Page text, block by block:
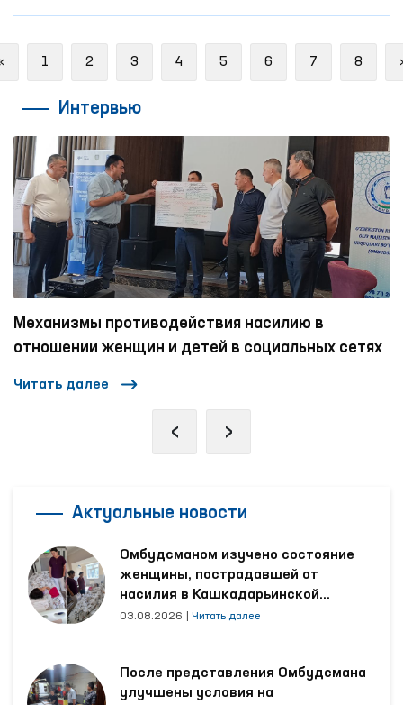
Previous
1 2 3 4 5 6 7 8
Интервью
Механизмы противодействия насилию в
отношении женщин и детей в социальных сетях
Читать далее
‹ ›
Актуальные новости
Омбудсманом изучено состояние
женщины, пострадавшей от
насилия в Кашкадарьинской
области
03.08.2026 Читать далее
После представления Омбудсмана
улучшены условия на